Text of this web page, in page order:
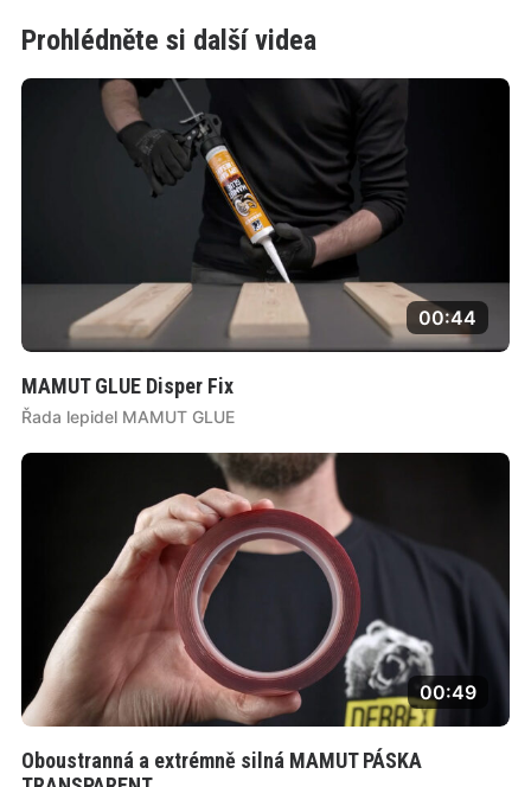
Prohlédněte si další videa
00:44
MAMUT GLUE Disper Fix
Řada lepidel MAMUT GLUE
00:49
Oboustranná a extrémně silná MAMUT PÁSKA